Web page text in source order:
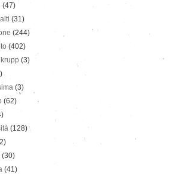
(47)
(31)
(244)
(402)
(3)
(3)
(62)
(128)
(30)
(41)